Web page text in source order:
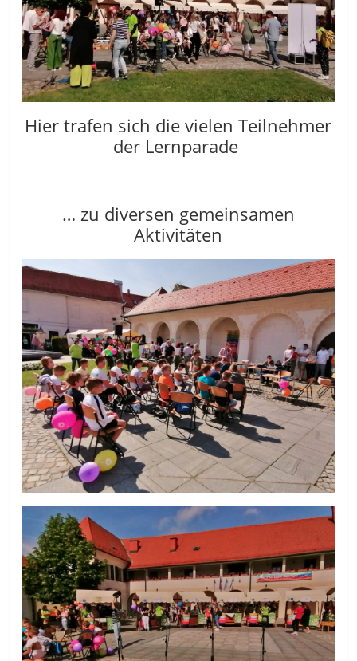
Hier trafen sich die vielen Teilnehmer
der Lernparade
… zu diversen gemeinsamen
Aktivitäten